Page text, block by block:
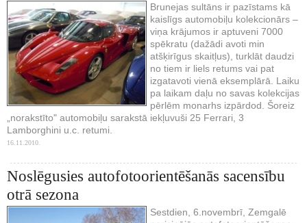
Brunejas sultāns ir pazīstams kā
kaislīgs automobiļu kolekcionārs –
viņa krājumos ir aptuveni 7000
spēkratu (dažādi avoti min
atšķirīgus skaitļus), turklāt daudzi
no tiem ir liels retums vai pat
izgatavoti vienā eksemplārā. Laiku
pa laikam daļu no savas kolekcijas
pērlēm monarhs izpārdod. Šoreiz
„norakstīto" automobiļu sarakstā iekļuvuši 25 Ferrari, 3
Lamborghini u.c. retumi.
16.11.2010.
Noslēgusies autofotoorientēšanās sacensību
otrā sezona
Sestdien, 6.novembrī, Zemgalē